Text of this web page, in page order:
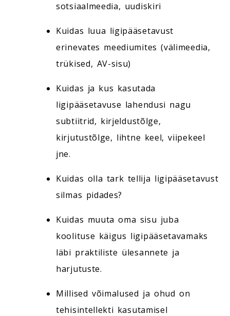
sotsiaalmeedia, uudiskiri
Kuidas luua ligipääsetavust
erinevates meediumites (välimeedia,
trükised, AV-sisu)
Kuidas ja kus kasutada
ligipääsetavuse lahendusi nagu
subtiitrid, kirjeldustõlge,
kirjutustõlge, lihtne keel, viipekeel
jne.
Kuidas olla tark tellija ligipääsetavust
silmas pidades?
Kuidas muuta oma sisu juba
koolituse käigus ligipääsetavamaks
läbi praktiliste ülesannete ja
harjutuste.
Millised võimalused ja ohud on
tehisintellekti kasutamisel